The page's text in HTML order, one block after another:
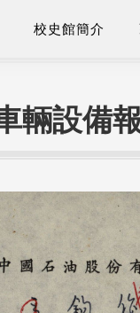
校史館簡介
輛設備